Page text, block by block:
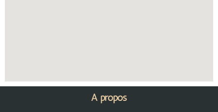
A propos